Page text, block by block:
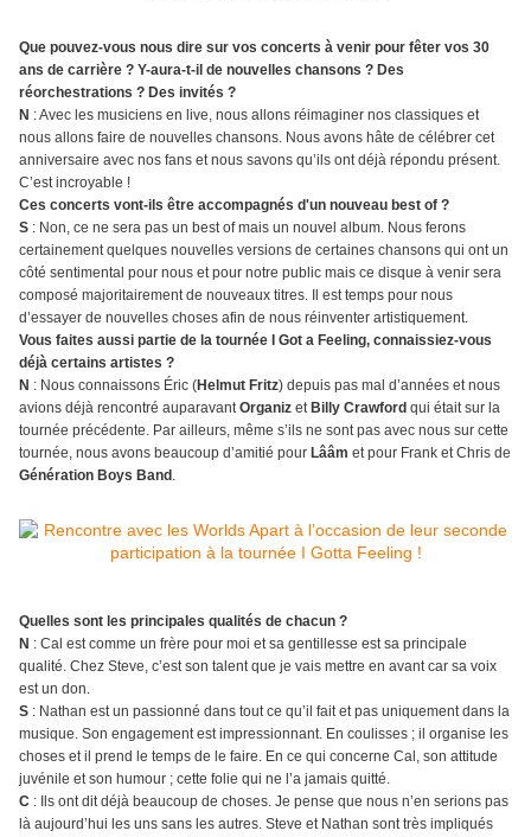
Que pouvez-vous nous dire sur vos concerts à venir pour fêter vos 30
ans de carrière ? Y-aura-t-il de nouvelles chansons ? Des
réorchestrations ? Des invités ?
N : Avec les musiciens en live, nous allons réimaginer nos classiques et
nous allons faire de nouvelles chansons. Nous avons hâte de célébrer cet
anniversaire avec nos fans et nous savons qu’ils ont déjà répondu présent.
C’est incroyable !
Ces concerts vont-ils être accompagnés d'un nouveau best of ?
S : Non, ce ne sera pas un best of mais un nouvel album. Nous ferons
certainement quelques nouvelles versions de certaines chansons qui ont un
côté sentimental pour nous et pour notre public mais ce disque à venir sera
composé majoritairement de nouveaux titres. Il est temps pour nous
d’essayer de nouvelles choses afin de nous réinventer artistiquement.
Vous faites aussi partie de la tournée I Got a Feeling, connaissiez-vous
déjà certains artistes ?
N : Nous connaissons Éric (Helmut Fritz) depuis pas mal d’années et nous
avions déjà rencontré auparavantOrganiz et Billy Crawford qui était sur la
tournée précédente. Par ailleurs, même s’ils ne sont pas avec nous sur cette
tournée, nous avons beaucoup d’amitié pour Lââm et pour Frank et Chris de
Génération Boys Band .
Quelles sont les principales qualités de chacun ?
N : Cal est comme un frère pour moi et sa gentillesse est sa principale
qualité. Chez Steve, c’est son talent que je vais mettre en avant car sa voix
est un don.
S : Nathan est un passionné dans tout ce qu’il fait et pas uniquement dans la
musique. Son engagement est impressionnant. En coulisses ; il organise les
choses et il prend le temps de le faire. En ce qui concerne Cal, son attitude
juvénile et son humour ; cette folie qui ne l’a jamais quitté.
C : Ils ont dit déjà beaucoup de choses. Je pense que nous n’en serions pas
là aujourd’hui les uns sans les autres. Steve et Nathan sont très impliqués